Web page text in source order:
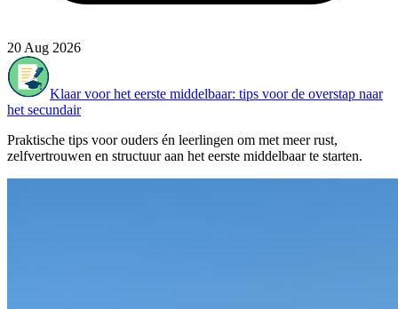
20 Aug 2026
Klaar voor het eerste middelbaar: tips voor de overstap naar
het secundair
Praktische tips voor ouders én leerlingen om met meer rust,
zelfvertrouwen en structuur aan het eerste middelbaar te starten.